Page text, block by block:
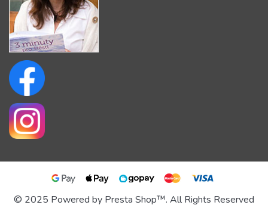
© 2025 Powered by Presta Shop™. All Rights Reserved